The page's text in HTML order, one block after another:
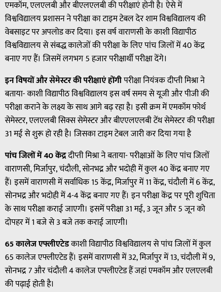
एमकॉम, एलएलबी और बीएलएलबी की परीक्षाएं होनी है। ऐसे में
विश्वविद्यालय प्रशासन ने परीक्षा का टाइम टेबल देर शाम विश्वविद्यालय की
वेबसाइट पर अपलोड कर दिया। इस वर्ष वाराणसी के काशी विद्यापीठ
विश्वविद्यालय से संबद्ध कालेजों की परीक्षा के लिए पांच जिलों में 40 केंद्र
बनाए गए हैं। जिसमें लगभग 5 हजार परीक्षार्थी परीक्षा देंगे।
इन विषयों और सेमेस्टर की परीक्षाएं होंगीपरीक्षा नियंत्रक दीप्ती मिश्रा ने
बताया- काशी विद्यापीठ विश्वविद्यालय इस वर्ष समय से यूजी और पीजी की
परीक्षा कराने के लक्ष्य के साथ आगे बढ़ रहा है। इसी क्रम में एमकॉम फोर्थ
सेमेस्टर, एलएलबी सिक्स सेमेस्टर और बीएएलएलबी टेंथ सेमेस्टर की परीक्षा
31 मई से शुरू हो रही है। जिसका टाइम टेबल जारी कर दिया गया है
पांच जिलों में 40 केंद्रदीप्ती मिश्रा ने बताया- परीक्षाओं के लिए पांच जिलों
वाराणसी, मिर्जापुर, चंदौली, सोनभद्र और भदोही में कुल 40 केंद्र बनाए गए
हैं। इसमें वाराणसी में सर्वाधिक 15 केंद्र, मिर्जापुर में 11 केंद्र, चंदौली में 6 केंद्र,
सोनभद्र और भदोही में 4-4 केंद्र बनाए गए हैं। इन परीक्षा केंद्र पर पूरी शुचिता
के साथ परीक्षा कराई जाएगी। इसमें परीक्षा 31 मई, 3 जून और 5 जून को
दोपहर में 1 बजे से 3 बजे तक कराई जाएगी।
65 कालेज एफ्लीएटेडकाशी विद्यापीठ विश्वविद्यालय से पांच जिलों में कुल
65 कालेज एफ्लीएटेड हैं। इसमें वाराणसी में 32, मिर्जापुर में 13, चंदौली में 9,
सोनभद्र 7 और चंदौली 4 कालेज एफ्लीएटेड हैं जहां एमकॉम और एलएलबी
की पढ़ाई होती है।